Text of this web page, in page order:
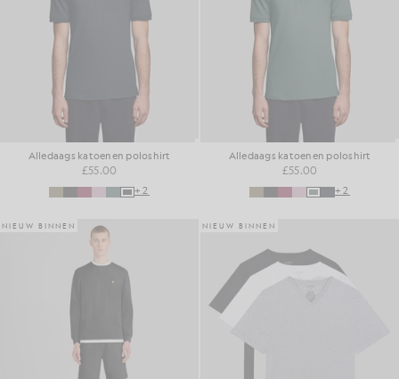
Alledaags katoenen poloshirt
£55.00
+2
Alledaags katoenen poloshirt
£55.00
+2
NIEUW BINNEN NIEUW BINNEN